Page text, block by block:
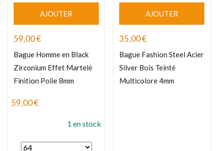
AJOUTER
59,00€
Bague Homme en Black
Zirconium Effet Martelé
Finition Polie 8mm
59,00€
1 en stock
AJOUTER
35,00€
Bague Fashion Steel Acier
Silver Bois Teinté
Multicolore 4mm